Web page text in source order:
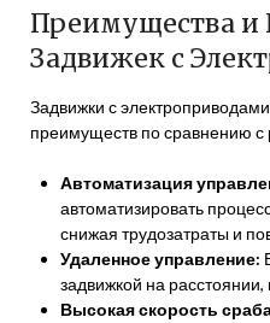
Преимущества и
Задвижек с
Задвижки с
преимуществ по сравнению
Автоматизация
автоматизировать
снижая трудозатраты и
Удаленное управление:
задвижкой на расстоянии,
Высокая скорость